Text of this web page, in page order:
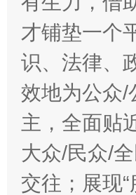
才铺垫一个
识、法律、
效地为公众/
主，全面贴
大众/民众/
交往；展现